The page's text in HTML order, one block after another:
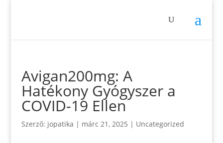
Avigan200mg: A
Hatékony Gyógyszer a
COVID-19 Ellen
Szerző: jopatika | márc 21, 2025 | Uncategorized